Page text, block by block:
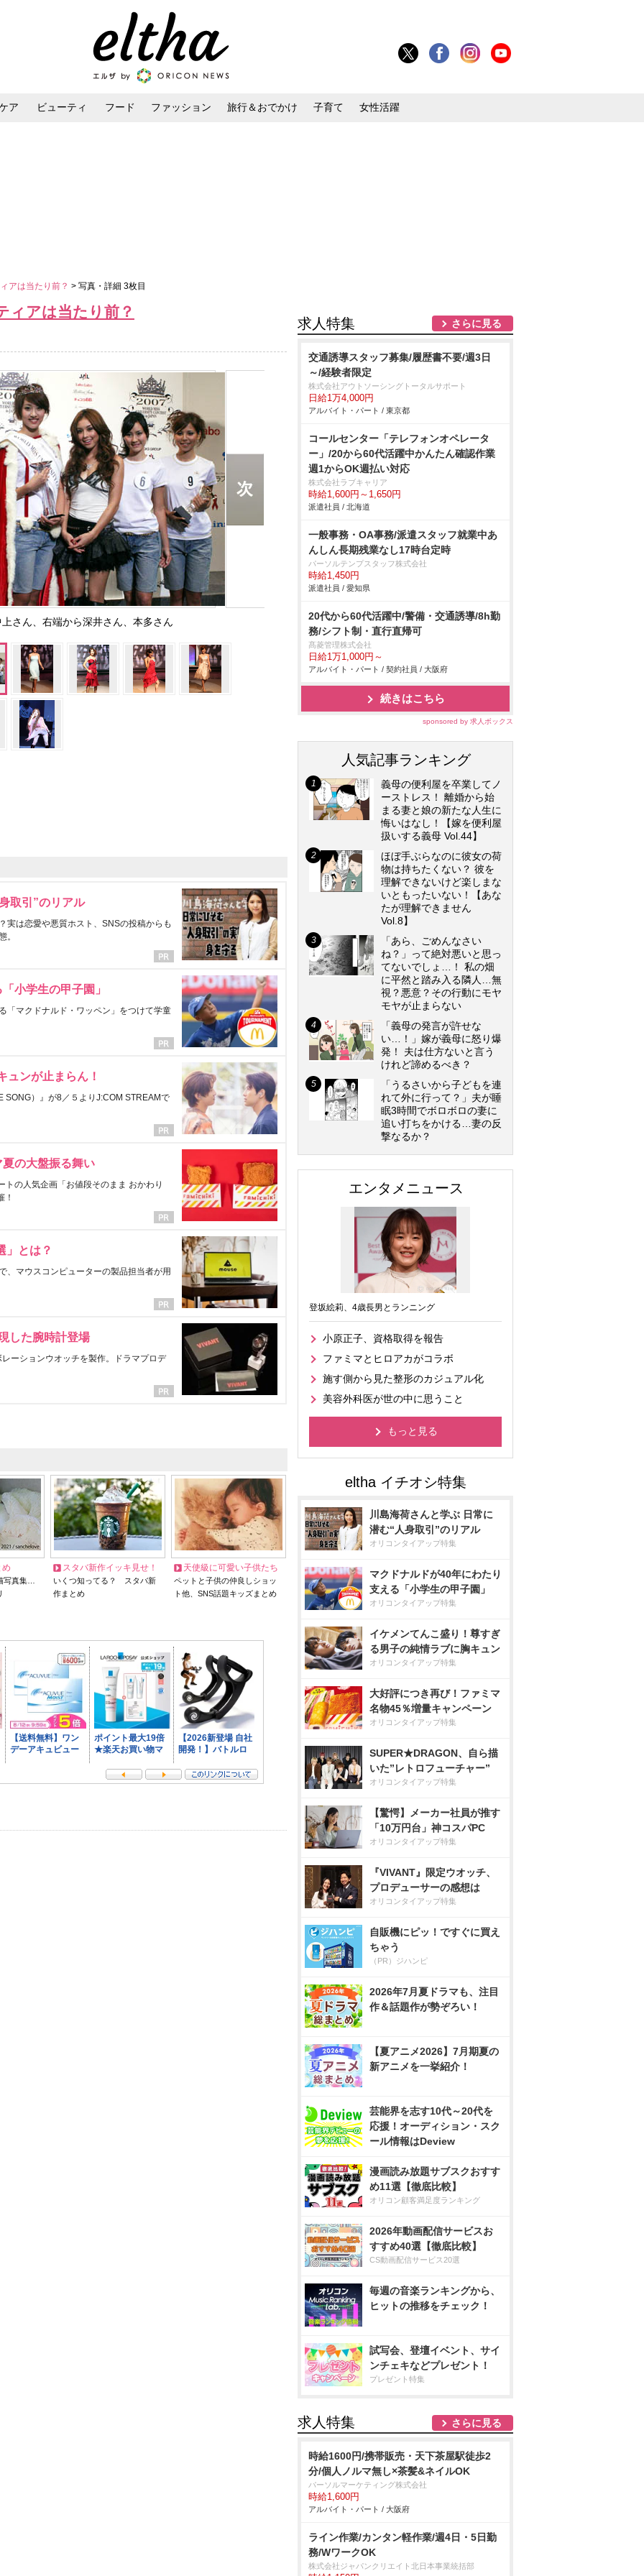
ア ビューティ フード ファッション 旅行＆おでかけ 子育て 女性活躍
アは当たり前？ > 写真・詳細 3枚目
ィアは当たり前？
さん、右端から深井さん、本多さん
取引”のリアル
実は恋愛や悪質ホスト、SNSの投稿からも
。
小学生の甲子園」
「マクドナルド・ワッペン」をつけて学童
ュンが止まらん！
SONG）』が8／５よりJ:COM STREAMで
の大盤振る舞い
の人気企画「お値段そのまま おかわり
！
」とは？
、マウスコンピューターの製品担当者が用
した腕時計登場
ーションウオッチを製作。ドラマプロデ
め
写真集…
スタバ新作イッキ見せ！
いくつ知ってる？ スタバ新
作まとめ
天使級に可愛い子供たち
ペットと子供の仲良しショッ
ト他、SNS話題キッズまとめ
求人特集 さらに見る
交通誘導スタッフ募集/履歴書不要/週3日
～/経験者限定
株式会社アウトソーシングトータルサポート
日給1万4,000円
アルバイト・パート / 東京都
コールセンター「テレフォンオペレータ
ー」/20から60代活躍中かんたん確認作業
週1からOK週払い対応
株式会社ラブキャリア
時給1,600円～1,650円
派遣社員 / 北海道
一般事務・OA事務/派遣スタッフ就業中あ
んしん長期残業なし17時台定時
パーソルテンプスタッフ株式会社
時給1,450円
派遣社員 / 愛知県
20代から60代活躍中/警備・交通誘導/8h勤
務/シフト制・直行直帰可
髙菱管理株式会社
日給1万1,000円～
アルバイト・パート / 契約社員 / 大阪府
続きはこちら
sponsored by 求人ボックス
人気記事ランキング
義母の便利屋を卒業してノ
ーストレス！ 離婚から始
まる妻と娘の新たな人生に
悔いはなし！【嫁を便利屋
扱いする義母 Vol.44】
ほぼ手ぶらなのに彼女の荷
物は持ちたくない？ 彼を
理解できないけど楽しまな
いともったいない！【あな
たが理解できません
Vol.8】
「あら、ごめんなさい
ね？」って絶対悪いと思っ
てないでしょ…！ 私の畑
に平然と踏み入る隣人…無
視？悪意？その行動にモヤ
モヤが止まらない
「義母の発言が許せな
い…！」嫁が義母に怒り爆
発！ 夫は仕方ないと言う
けれど諦めるべき？
「うるさいから子どもを連
れて外に行って？」夫が睡
眠3時間でボロボロの妻に
追い打ちをかける…妻の反
撃なるか？
エンタメニュース
登坂絵莉、4歳長男とランニング
小原正子、資格取得を報告
ファミマとヒロアカがコラボ
施す側から見た整形のカジュアル化
美容外科医が世の中に思うこと
もっと見る
川島海荷さんと学ぶ 日常に
潜む“人身取引”のリアル
オリコンタイアップ特集
マクドナルドが40年にわたり
支える「小学生の甲子園」
オリコンタイアップ特集
イケメンてんこ盛り！尊すぎ
る男子の純情ラブに胸キュン
オリコンタイアップ特集
大好評につき再び！ファミマ
名物45％増量キャンペーン
オリコンタイアップ特集
SUPER★DRAGON、自ら描
いた”レトロフューチャー”
オリコンタイアップ特集
【驚愕】メーカー社員が推す
「10万円台」神コスパPC
オリコンタイアップ特集
『VIVANT』限定ウオッチ、
プロデューサーの感想は
オリコンタイアップ特集
自販機にピッ！ですぐに買え
ちゃう
（PR）ジハンピ
2026年7月夏ドラマも、注目
作＆話題作が勢ぞろい！
【夏アニメ2026】7月期夏の
新アニメを一挙紹介！
芸能界を志す10代～20代を
応援！オーディション・スク
ール情報はDeview
漫画読み放題サブスクおすす
め11選【徹底比較】
オリコン顧客満足度ランキング
2026年動画配信サービスお
すすめ40選【徹底比較】
CS動画配信サービス20選
毎週の音楽ランキングから、
ヒットの推移をチェック！
試写会、登壇イベント、サイ
ンチェキなどプレゼント！
プレゼント特集
求人特集 さらに見る
時給1600円/携帯販売・天下茶屋駅徒歩2
分/個人ノルマ無し×茶髪&ネイルOK
パーソルマーケティング株式会社
時給1,600円
アルバイト・パート / 大阪府
ライン作業/カンタン軽作業/週4日・5日勤
務/WワークOK
株式会社ジャパンクリエイト北日本事業統括部